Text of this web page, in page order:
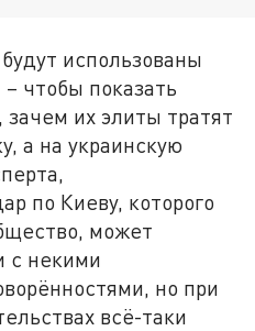
использованы
чтобы показать
их элиты тратят
а на украинскую
по Киеву, которого
может
с некими
но при
всё-таки